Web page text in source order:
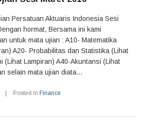
Persatuan Aktuaris Indonesia Sesi
hormat, Bersama ini kami
untuk mata ujian : A10- Matematika
A20- Probabilitas dan Statistika (Lihat
(Lihat Lampiran) A40-Akuntansi (Lihat
selain mata ujian diata...
Posted in Finance